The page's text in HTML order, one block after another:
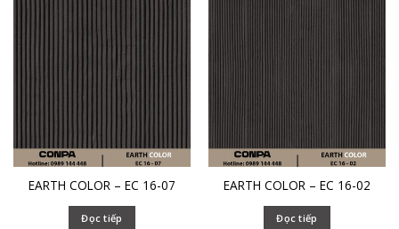
EARTH COLOR – EC 16-07
Đọc tiếp
EARTH COLOR – EC 16-02
Đọc tiếp